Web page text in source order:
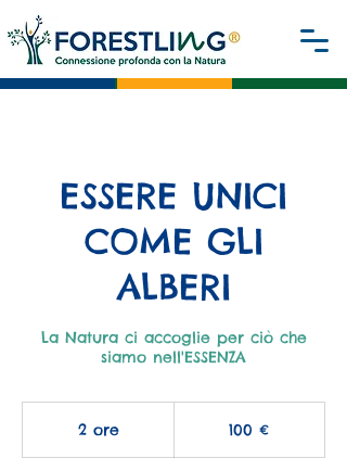
ESSERE UNICI
COME GLI
ALBERI
La Natura ci accoglie per ciò che
siamo nell'ESSENZA
2 ore2
100 €